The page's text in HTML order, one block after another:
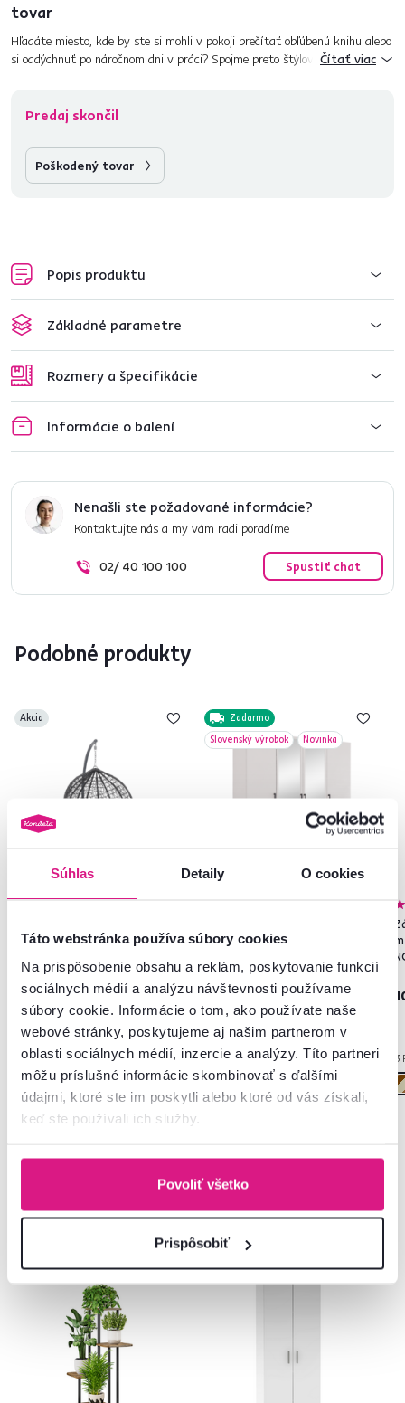
Súhlas Detaily O cookies
Táto webstránka používa súbory cookies
Na prispôsobenie obsahu a reklám, poskytovanie funkcií
sociálnych médií a analýzu návštevnosti používame
súbory cookie. Informácie o tom, ako používate naše
webové stránky, poskytujeme aj našim partnerom v
oblasti sociálnych médií, inzercie a analýzy. Títo partneri
môžu príslušné informácie skombinovať s ďalšími
údajmi, ktoré ste im poskytli alebo ktoré od vás získali,
keď ste používali ich služby.
Povoliť všetko
Prispôsobiť
tovar
Hľadáte miesto, kde by ste si mohli v pokoji prečítať obľúbenú knihu alebo
si oddýchnuť po náročnom dni v práci? Spojme preto štýlový vzhľad s
Čítať viac
Predaj skončil
Poškodený tovar
Popis produktu
Základné parametre
Rozmery a špecifikácie
Informácie o balení
Nenašli ste požadované informácie?
Kontaktujte nás a my vám radi poradíme
02/ 40 100 100 Spustiť chat
Podobné produkty
Akcia
NEW
119 € -7%
3 Farba - detailná
Zadarmo
Slovenský výrobok
Novinka
kašmír, ANTONY
439 €
2 Farba - detailná
Akcia